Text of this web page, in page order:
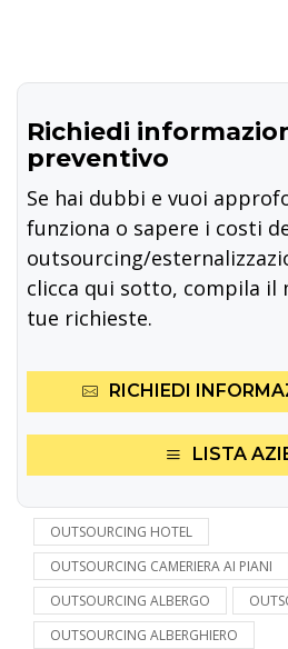
Richiedi
preventivo
Se hai dubbi e vuoi
funziona o sapere i costi
outsourcing/
clicca qui sotto, compila il
tue richieste.
RICHIEDI
LISTA
OUTSOURCING HOTEL
OUTSOURCING CAMERIERA AI PIANI
OUTSOURCING ALBERGO
OUTSOURCING ALBERGHIERO